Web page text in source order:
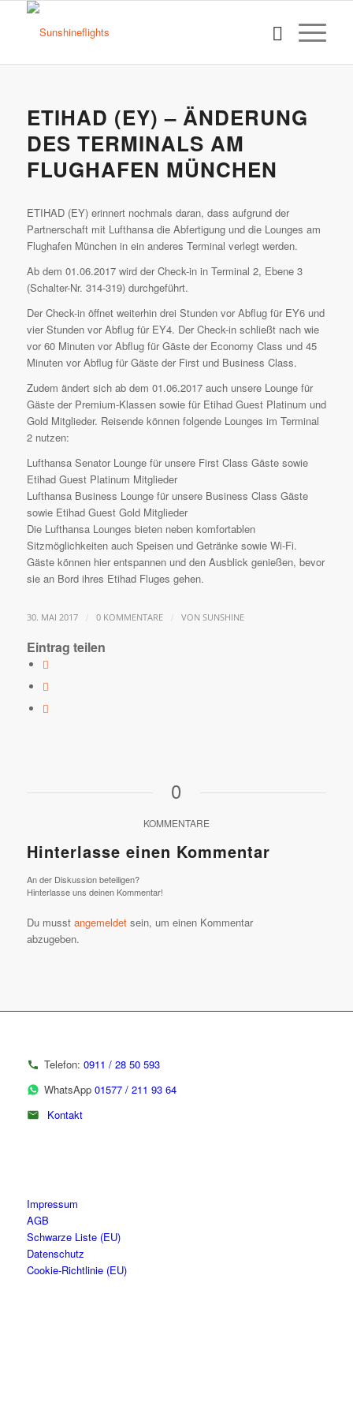
ETIHAD (EY) – ÄNDERUNG
DES TERMINALS AM
FLUGHAFEN MÜNCHEN
ETIHAD (EY) erinnert nochmals daran, dass aufgrund der
Partnerschaft mit Lufthansa die Abfertigung und die Lounges am
Flughafen München in ein anderes Terminal verlegt werden.
Ab dem 01.06.2017 wird der Check-in in Terminal 2, Ebene 3
(Schalter-Nr. 314-319) durchgeführt.
Der Check-in öffnet weiterhin drei Stunden vor Abflug für EY6 und
vier Stunden vor Abflug für EY4. Der Check-in schließt nach wie
vor 60 Minuten vor Abflug für Gäste der Economy Class und 45
Minuten vor Abflug für Gäste der First und Business Class.
Zudem ändert sich ab dem 01.06.2017 auch unsere Lounge für
Gäste der Premium-Klassen sowie für Etihad Guest Platinum und
Gold Mitglieder. Reisende können folgende Lounges im Terminal
2 nutzen:
Lufthansa Senator Lounge für unsere First Class Gäste sowie
Etihad Guest Platinum Mitglieder
Lufthansa Business Lounge für unsere Business Class Gäste
sowie Etihad Guest Gold Mitglieder
Die Lufthansa Lounges bieten neben komfortablen
Sitzmöglichkeiten auch Speisen und Getränke sowie Wi-Fi.
Gäste können hier entspannen und den Ausblick genießen, bevor
sie an Bord ihres Etihad Fluges gehen.
30. MAI 2017 / 0 KOMMENTARE / VON SUNSHINE
Eintrag teilen
0
KOMMENTARE
Hinterlasse einen Kommentar
An der Diskussion beteiligen?
Hinterlasse uns deinen Kommentar!
Du musst angemeldetsein, um einen Kommentar
abzugeben.
Telefon: 0911 / 28 50 593
WhatsApp 01577 / 211 93 64
Kontakt
Impressum
AGB
Schwarze Liste (EU)
Datenschutz
Cookie-Richtlinie (EU)